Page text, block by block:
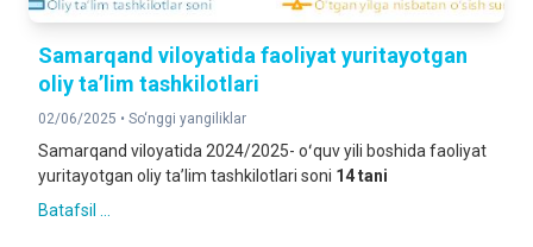
Samarqand viloyatida faoliyat yuritayotgan
oliy taʼlim tashkilotlari
02/06/2025 • So‘nggi yangiliklar
Samarqand viloyatida 2024/2025- oʻquv yili boshida faoliyat
yuritayotgan oliy taʼlim tashkilotlari soni 14tani
Batafsil ...